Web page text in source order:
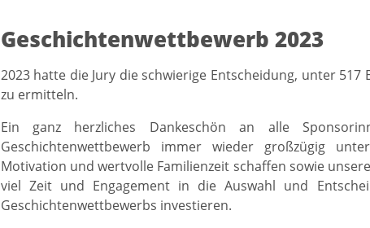
Geschichtenwettbewerb 2023
2023 hatte die Jury die schwierige Entscheidung, unter
zu ermitteln.
Ein ganz herzliches Dankeschön an alle
Geschichtenwettbewerb immer wieder großzügig
Motivation und wertvolle Familienzeit schaffen sowie
viel Zeit und Engagement in die Auswahl und
Geschichtenwettbewerbs investieren.